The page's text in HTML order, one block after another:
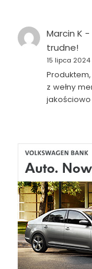
Marcin K -
trudne!
15 lipca 2024
z wełny